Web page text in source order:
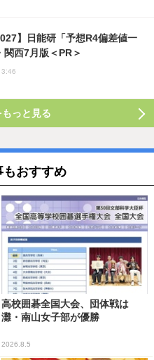
】日能研「予想R4偏差値一
関西7月版＜PR＞
っと見る
もおすすめ
高校囲碁全国大会、団体戦は
灘・南山女子部が優勝
2026.8.5